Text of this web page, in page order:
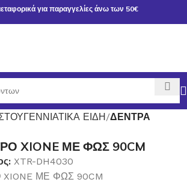
για παραγγελίες άνω των 50€
ΕΙΔΗ ΔΕΝΤΡΑ
XIONE ΜΕ ΦΩΣ 90CM
XTR-DH4030
ΜΕ ΦΩΣ 90CM